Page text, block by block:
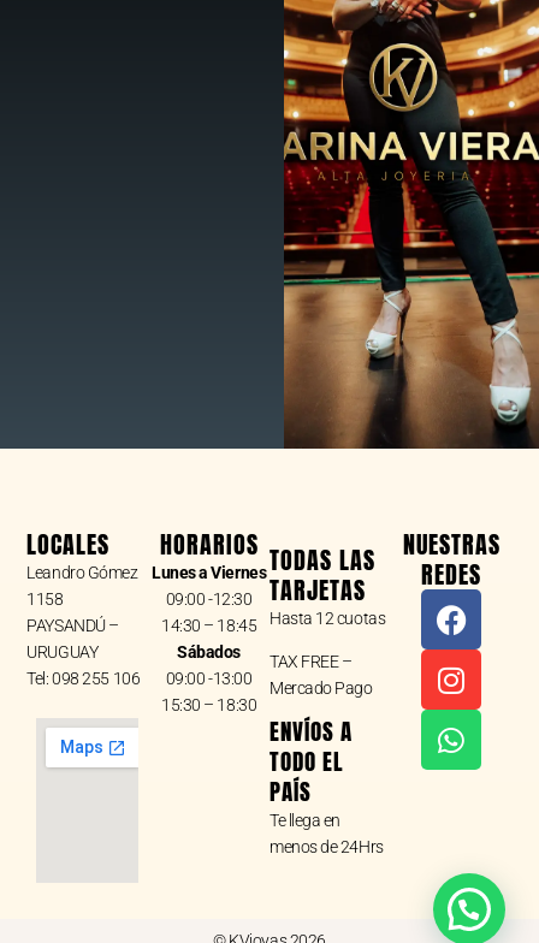
LOCALES
Leandro Gómez
1158
PAYSANDÚ –
URUGUAY
Tel: 098 255 106
HORARIOS
Lunes a Viernes
09:00 -12:30
14:30 – 18:45
Sábados
09:00 -13:00
15:30 – 18:30
TODAS LAS
TARJETAS
Hasta 12 cuotas
TAX FREE –
Mercado Pago
ENVÍOS A
TODO EL
PAÍS
Te llega en
menos de 24Hrs
NUESTRAS
REDES
F
a
c
e
b
o
I
n
s
t
a
g
W
h
a
t
s
a